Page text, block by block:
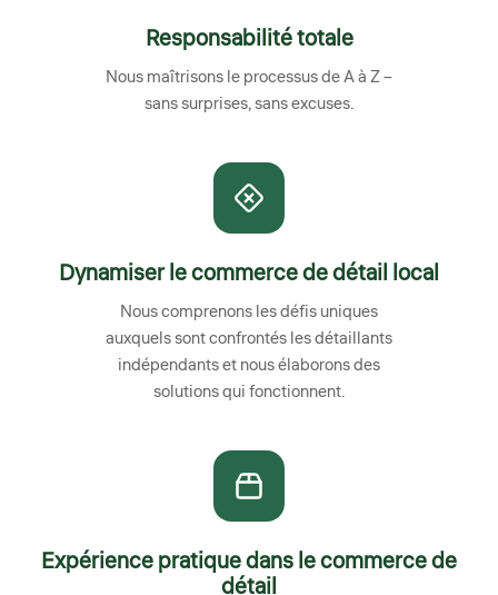
Responsabilité totale
Nous maîtrisons le processus de A à Z –
sans surprises, sans excuses.
Dynamiser le commerce de détail local
Nous comprenons les défis uniques
auxquels sont confrontés les détaillants
indépendants et nous élaborons des
solutions qui fonctionnent.
Expérience pratique dans le commerce de
détail